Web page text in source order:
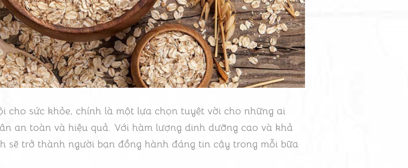
cho sức khỏe, chính là một lựa chọn tuyệt vời cho những ai
an toàn và hiệu quả. Với hàm lượng dinh dưỡng cao và khả
sẽ trở thành người bạn đồng hành đáng tin cậy trong mỗi bữa